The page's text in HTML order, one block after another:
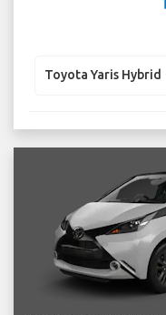
Toyota Yaris Hybrid